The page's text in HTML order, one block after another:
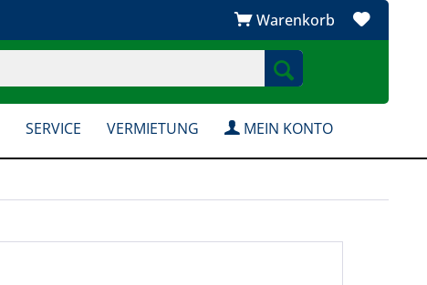
Warenkorb
SERVICE VERMIETUNG MEIN KONTO